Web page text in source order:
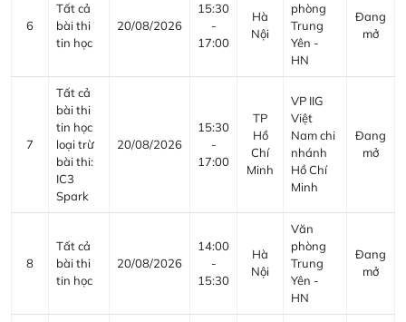
6
Tất cả
bài thi
tin học
20/08/2026
15:30
-
17:00
Hà
Nội
phòng
Trung
Yên -
HN
Đang
mở
7
Tất cả
bài thi
tin học
loại trừ
bài thi:
IC3
Spark
20/08/2026
15:30
-
17:00
TP
Hồ
Chí
Minh
VP IIG
Việt
Nam chi
nhánh
Hồ Chí
Minh
Đang
mở
8
Tất cả
bài thi
tin học
20/08/2026
14:00
-
15:30
Hà
Nội
Văn
phòng
Trung
Yên -
HN
Đang
mở